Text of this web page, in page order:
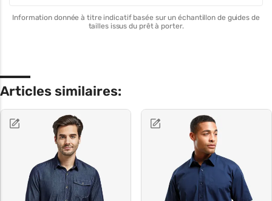
Information donnée à titre indicatif basée sur un échantillon de guides de
tailles issus du prêt à porter.
Articles similaires: